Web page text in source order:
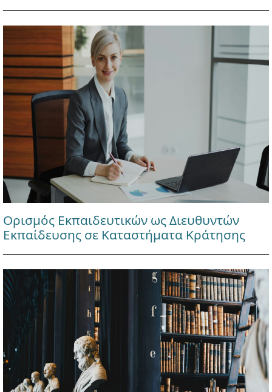
Ορισμός Εκπαιδευτικών ως Διευθυντών
Εκπαίδευσης σε Καταστήματα Κράτησης